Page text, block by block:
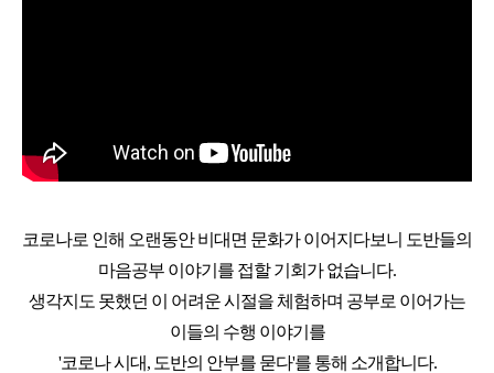
코로나로 인해 오랜동안 비대면 문화가 이어지다보니 도반들의
마음공부 이야기를 접할 기회가 없습니다.
생각지도 못했던 이 어려운 시절을 체험하며 공부로 이어가는
이들의 수행 이야기를
'코로나 시대, 도반의 안부를 묻다'를 통해 소개합니다.